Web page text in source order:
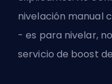
nivelación manual
- es para nivelar,
servicio de boost